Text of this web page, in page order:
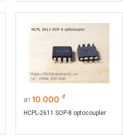
1 10.000 ₫
HCPL-2611 SOP-8 optocoupler